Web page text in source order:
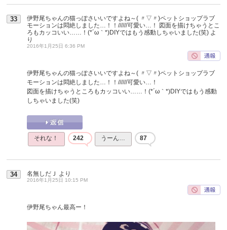
33
伊野尾ちゃんの猫っぽさいいですよね～( 〃▽〃)ペットショップラブ
モーションは悶絶しました…！！//////可愛い…！ 図面を描けちゃうとこ
ろもカッコいい……！(*´ω｀*)DIYではもう感動しちゃいました(笑) よ
り
2016年1月25日 6:36 PM
伊野尾ちゃんの猫っぽさいいですよね～( 〃▽〃)ペットショップラブ
モーションは悶絶しました…！！//////可愛い…！
図面を描けちゃうところもカッコいい……！(*´ω｀*)DIYではもう感動
しちゃいました(笑)
それな！ 242 うーん… 87
34 名無しだＪ より
2016年1月25日 10:15 PM
伊野尾ちゃん最高ー！